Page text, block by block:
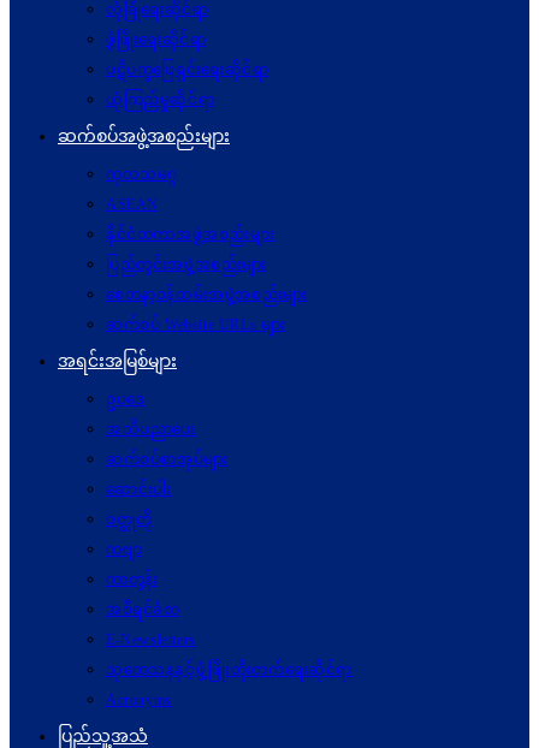
လုံခြုံရေးဆိုင်ရာ
ဖွံဖြိုးရေးဆိုင်ရာ
ပဋိပက္ခ‌ဖြေရှင်းရေးဆိုင်ရာ
ယုံကြည်မှုဆိုင်ရာ
ဆက်စပ်အဖွဲ့အစည်းများ
ကုလသမဂ္ဂ
ASEAN
နိုင်ငံတကာအဖွဲ့အစည်းများ
ပြည်တွင်းအဖွဲ့အစည်းများ
စေတနာ့ဝန်ထမ်းအဖွဲ့အစည်းများ
ဆက်စပ် Website URLs များ
အရင်းအမြစ်များ
ဥပဒေ
အသိပညာပေး
ဆက်စပ်စာအုပ်များ
ဆောင်းပါး
ဝတ္ထုတို
ကဗျာ
ကာတွန်း
အစီရင်ခံစာ
E-Newsletters
သုတေသနနှင့်ဖွံ့ဖြိုးတိုးတက်ရေးဆိုင်ရာ
Acronyms
ပြည်သူ့အသံ